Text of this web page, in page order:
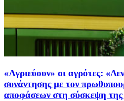
«Αγριεύουν» οι αγρότες:
συνάντησης με τον
αποφάσεων στη σύσκεψη